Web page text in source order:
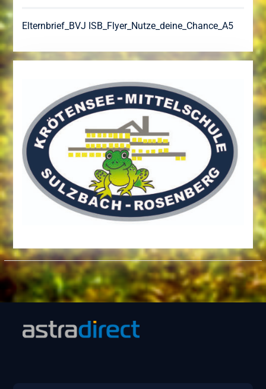
Elternbrief_BVJ ISB_Flyer_Nutze_deine_Chance_A5